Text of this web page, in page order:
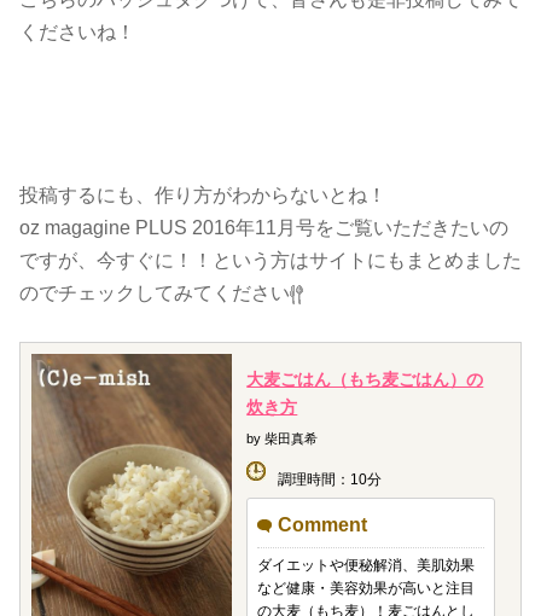
くださいね！
投稿するにも、作り方がわからないとね！
oz magagine PLUS 2016年11月号をご覧いただきたいの
ですが、今すぐに！！という方はサイトにもまとめました
のでチェックしてみてください
大麦ごはん（もち麦ごはん）の
炊き方
by 柴田真希
調理時間：10分
Comment
ダイエットや便秘解消、美肌効果
など健康・美容効果が高いと注目
の大麦（もち麦）！麦ごはんとし